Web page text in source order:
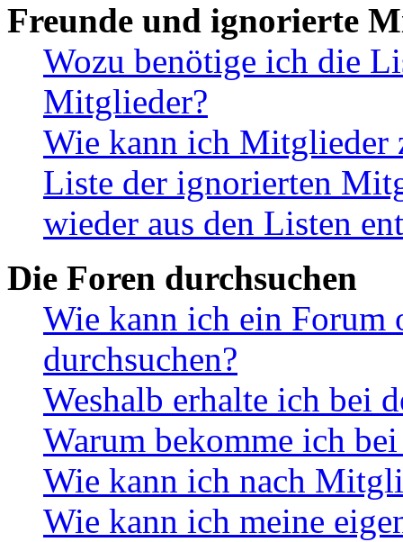
Freunde und ignorierte
Wozu benötige ich die
Mitglieder?
Wie kann ich Mitglieder
Liste der ignorierten
wieder aus den Listen
Die Foren durchsuchen
Wie kann ich ein Forum
durchsuchen?
Weshalb erhalte ich bei
Warum bekomme ich
Wie kann ich nach
Wie kann ich meine